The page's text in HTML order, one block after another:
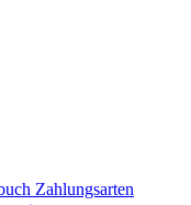
Zahlungsarten